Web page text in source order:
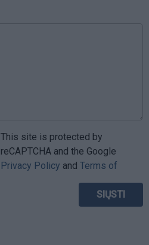
This site is protected by
reCAPTCHA and the Google
Privacy Policy and Terms of